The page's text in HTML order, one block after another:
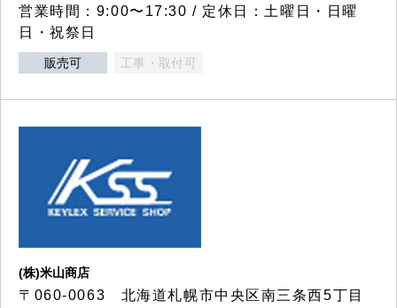
営業時間：9:00〜17:30 / 定休日：土曜日・日曜
日・祝祭日
販売可 工事・取付可
(株)米山商店
〒060-0063 北海道札幌市中央区南三条西5丁目